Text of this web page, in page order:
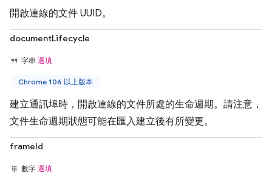
開啟連線的文件 UUID。
documentLifecycle
字串 選填
Chrome 106 以上版本
建立通訊埠時，開啟連線的文件所處的生命週期。請注意，
文件生命週期狀態可能在匯入建立後有所變更。
frameId
數字 選填